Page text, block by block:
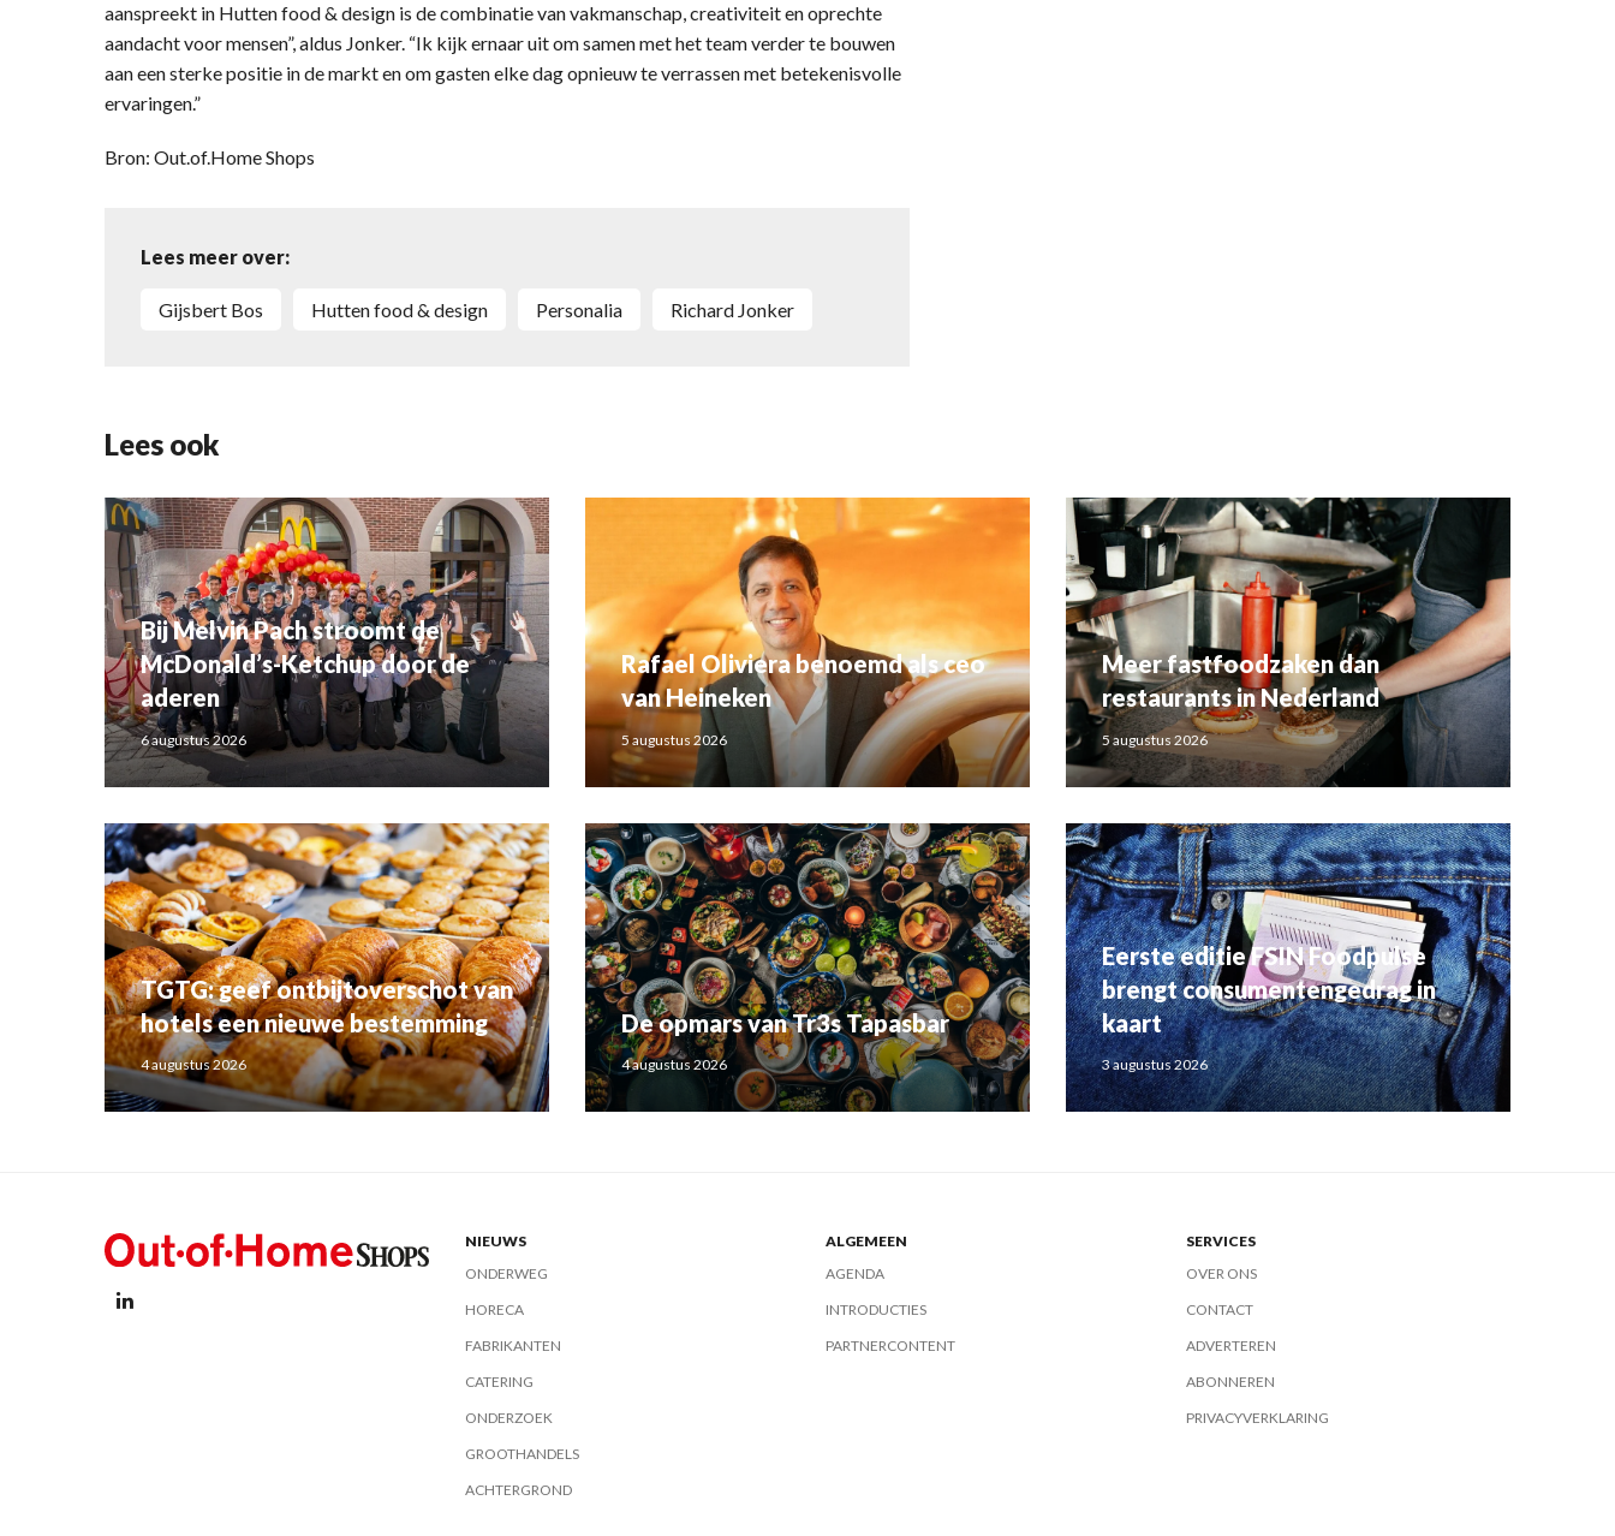
aanspreekt in Hutten food & design is de combinatie van vakmanschap, creativiteit en oprechte
aandacht voor mensen”, aldus Jonker. “Ik kijk ernaar uit om samen met het team verder te bouwen
aan een sterke positie in de markt en om gasten elke dag opnieuw te verrassen met betekenisvolle
ervaringen.”
Bron: Out.of.Home Shops
Lees meer over:
Gijsbert Bos Hutten food & design personalia Richard Jonker
Lees ook
Bij Melvin Pach stroomt de
McDonald’s-Ketchup door de
aderen
6 augustus 2026
Rafael Oliviera benoemd als ceo
van Heineken
5 augustus 2026
Meer fastfoodzaken dan
restaurants in Nederland
5 augustus 2026
TGTG: geef ontbijtoverschot van
hotels een nieuwe bestemming
4 augustus 2026
De opmars van Tr3s Tapasbar
4 augustus 2026
Eerste editie FSIN Foodpulse
brengt consumentengedrag in
kaart
3 augustus 2026
NIEUWS
ONDERWEG
HORECA
FABRIKANTEN
CATERING
ONDERZOEK
GROOTHANDELS
ACHTERGROND
ALGEMEEN
AGENDA
INTRODUCTIES
PARTNERCONTENT
SERVICES
OVER ONS
CONTACT
ADVERTEREN
ABONNEREN
PRIVACYVERKLARING